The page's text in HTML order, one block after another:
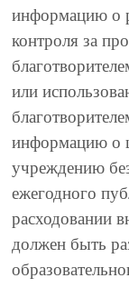
информацию о
контроля за
или
информацию о
учреждению
ежегодного
расходовании
должен быть